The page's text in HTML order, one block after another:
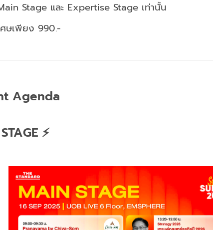
Stage และ Expertise Stage เท่านั้น
ศษเพียง 990.-
Agenda
⚡